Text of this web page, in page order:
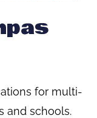
for multi-
and schools.